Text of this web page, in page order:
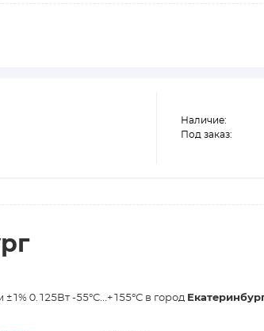
Наличие:
Под заказ:
0.125Вт -55°С...+155°С в город